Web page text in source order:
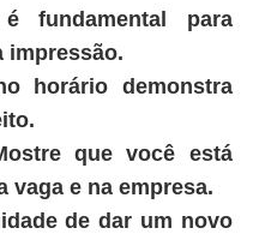
fundamental para
impressão.
horário demonstra
que você está
vaga e na empresa.
de dar um novo